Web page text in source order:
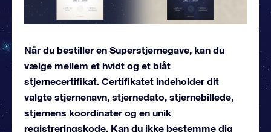
Når du bestiller en Superstjernegave, kan du
vælge mellem et hvidt og et blåt
stjernecertifikat. Certifikatet indeholder dit
valgte stjernenavn, stjernedato, stjernebillede,
stjernens koordinater og en unik
registreringskode. Kan du ikke bestemme dig